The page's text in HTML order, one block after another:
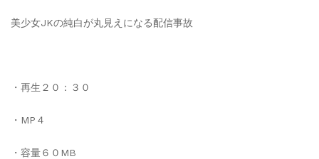
美少女JKの純白が丸見えになる配信事故
・再生２０：３０
・MP４
・容量６０MB